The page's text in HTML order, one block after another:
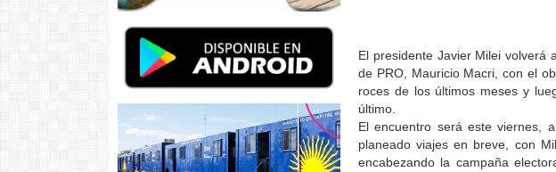
El presidente Javier Milei volverá
de PRO, Mauricio Macri, con el
roces de los últimos meses y
último.
El encuentro será este viernes,
planeado viajes en breve, con
encabezando la campaña